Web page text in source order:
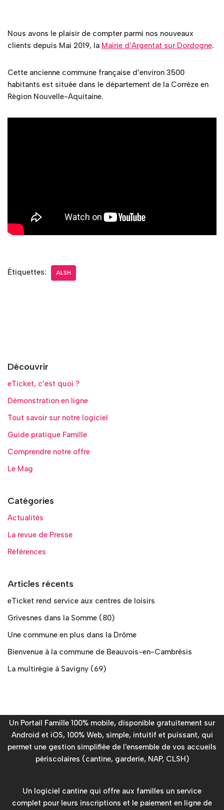
Nous avons le plaisir de compter parmi nos nouveaux
clients depuis Mai 2019, la Mairie d’Argentat sur Dordogne.
Cette ancienne commune française d’environ 3500
habitants est située dans le département de la Corrèze en
Région Nouvelle-Aquitaine.
Étiquettes: ALSH
Découvrir
eTicket, c’est quoi ?
Démonstration en ligne
Tout savoir sur notre logiciel
Guide pratique Famille
Comprendre notre offre
Le Mag
Catégories
Actualités
La revue de Presse
Références
Articles récents
eTicket rend service aux centres de loisirs
Grivesnes dans la Somme (80)
Une commune en plus dans la Drôme
Bienvenue à la commune de Beauvois-en-Cambrésis
La multirégie à Savigny (69)
Un Portail Famille 100% mobile, disponible gratuitement sur
Android et iOS, 100% Web, simple, intuitif et puissant, qui
permet une gestion simplifiée de l'ensemble de vos accueils
périscolaires (cantine, garderie, NAP, CLSH)
Un logiciel cantine qui offre aux familles un service
complet pour leurs inscriptions et le paiement en ligne de